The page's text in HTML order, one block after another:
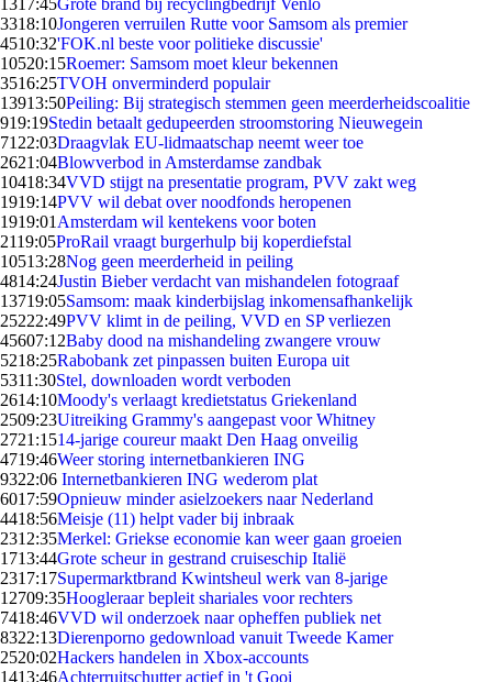
1317:45Grote brand bij recyclingbedrijf Venlo
3318:10Jongeren verruilen Rutte voor Samsom als premier
4510:32'FOK.nl beste voor politieke discussie'
10520:15Roemer: Samsom moet kleur bekennen
3516:25TVOH onverminderd populair
13913:50Peiling: Bij strategisch stemmen geen meerderheidscoalitie
919:19Stedin betaalt gedupeerden stroomstoring Nieuwegein
71 22:03Draagvlak EU-lidmaatschap neemt weer toe
2621:04Blowverbod in Amsterdamse zandbak
10418:34VVD stijgt na presentatie program, PVV zakt weg
1919:14PVV wil debat over noodfonds heropenen
1919:01 Amsterdam wil kentekens voor boten
2119:05ProRail vraagt burgerhulp bij koperdiefstal
10513:28Nog geen meerderheid in peiling
4814:24Justin Bieber verdacht van mishandelen fotograaf
13719:05Samsom: maak kinderbijslag inkomensafhankelijk
25222:49PVV klimt in de peiling, VVD en SP verliezen
45607:12Baby dood na mishandeling zwangere vrouw
5218:25Rabobank zet pinpassen buiten Europa uit
5311:30Stel, downloaden wordt verboden
2614:10Moody's verlaagt kredietstatus Griekenland
2509:23Uitreiking Grammy's aangepast voor Whitney
2721:1514-jarige coureur maakt Den Haag onveilig
4719:46Weer storing internetbankieren ING
9322:06 Internetbankieren ING wederom plat
6017:59Opnieuw minder asielzoekers naar Nederland
4418:56Meisje (11) helpt vader bij inbraak
2312:35Merkel: Griekse economie kan weer gaan groeien
1713:44Grote scheur in gestrand cruiseschip Italië
2317:17Supermarktbrand Kwintsheul werk van 8-jarige
12709:35Hoogleraar bepleit shariales voor rechters
7418:46VVD wil onderzoek naar opheffen publiek net
8322:13Dierenporno gedownload vanuit Tweede Kamer
2520:02Hackers handelen in Xbox-accounts
1413:46Achterruitschutter actief in 't Gooi